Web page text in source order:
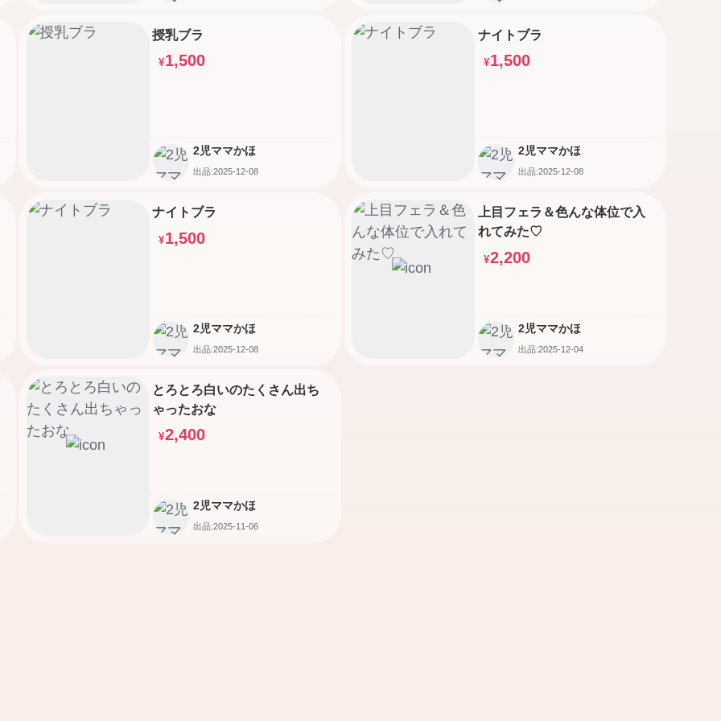
授乳ブラ
¥1,500
2児ママかほ
出品:2025-12-08
ナイトブラ
¥1,500
2児ママかほ
出品:2025-12-08
ナイトブラ
¥1,500
2児ママかほ
出品:2025-12-08
上目フェラ＆色んな体位で入
れてみた♡
¥2,200
2児ママかほ
出品:2025-12-04
とろとろ白いのたくさん出ち
ゃったおな
¥2,400
2児ママかほ
出品:2025-11-06